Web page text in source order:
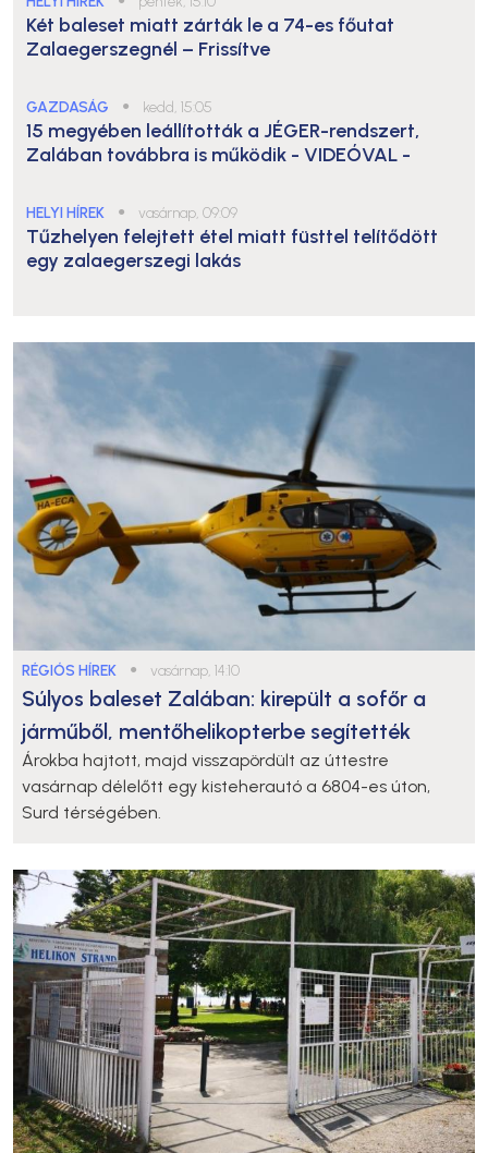
Két baleset miatt zárták le a 74-es főutat
Zalaegerszegnél – Frissítve
GAZDASÁG ● kedd, 15:05
15 megyében leállították a JÉGER-rendszert,
Zalában továbbra is működik - VIDEÓVAL -
HELYI HÍREK ● vasárnap, 09:09
Tűzhelyen felejtett étel miatt füsttel telítődött
egy zalaegerszegi lakás
RÉGIÓS HÍREK ● vasárnap, 14:10
Súlyos baleset Zalában: kirepült a sofőr a
járműből, mentőhelikopterbe segítették
Árokba hajtott, majd visszapördült az úttestre
vasárnap délelőtt egy kisteherautó a 6804-es úton,
Surd térségében.